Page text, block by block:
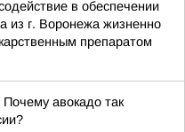
в обеспечении
из г. Воронежа жизненно
препаратом
авокадо так